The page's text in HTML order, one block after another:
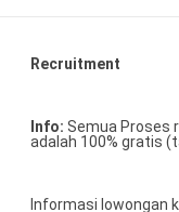
Recruitment
Info: Semua Proses
adalah 100% gratis
Informasi lowongan